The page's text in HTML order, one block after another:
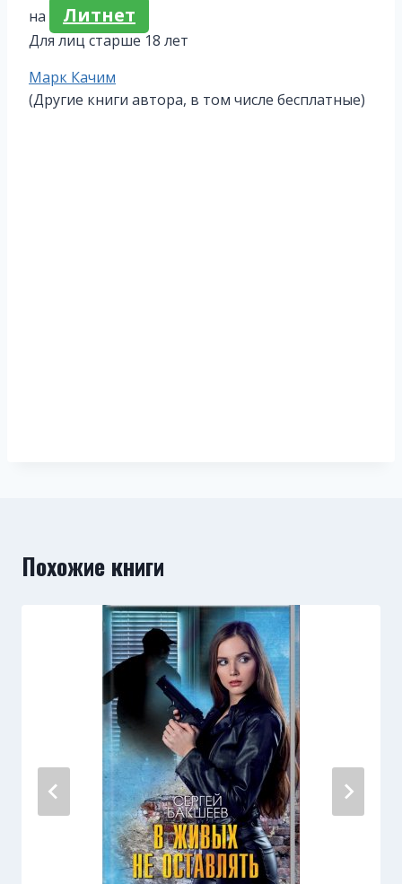
на
Литнет
Для лиц старше 18 лет
Метки
записи:
Марк Качим
(Другие книги автора, в том числе бесплатные)
Похожие книги